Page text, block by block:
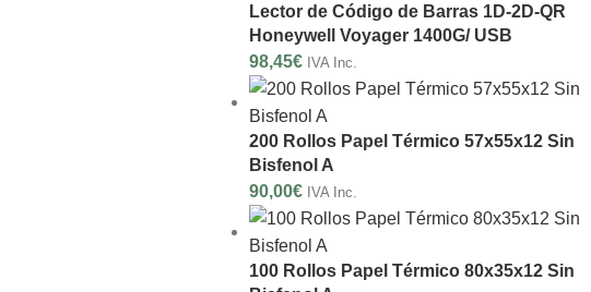
Lector de Código de Barras 1D-2D-QR
Honeywell Voyager 1400G/ USB
98,45€ IVA Inc.
200 Rollos Papel Térmico 57x55x12 Sin
Bisfenol A
90,00€ IVA Inc.
100 Rollos Papel Térmico 80x35x12 Sin